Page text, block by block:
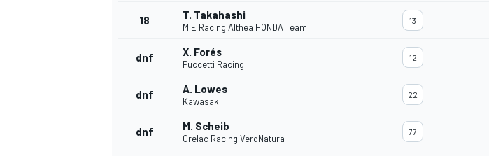
18 T. Takahashi
MIE Racing Althea HONDA Team
13
dnf X. Forés
Puccetti Racing
12
dnf A. Lowes
Kawasaki
22
dnf M. Scheib
Orelac Racing VerdNatura
77